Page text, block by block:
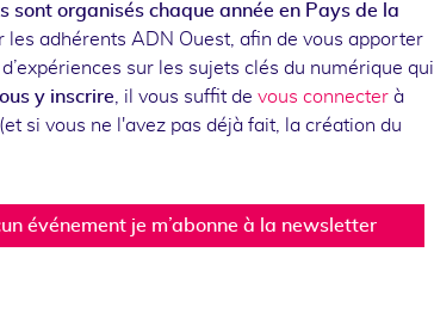
sont organisés chaque année en Pays de la
les adhérents ADN Ouest, afin de vous apporter
sur les sujets clés du numérique qui
y inscrire, il vous suffit de vous connecter à
si vous ne l'avez pas déjà fait, la création du
événement je m’abonne à la newsletter